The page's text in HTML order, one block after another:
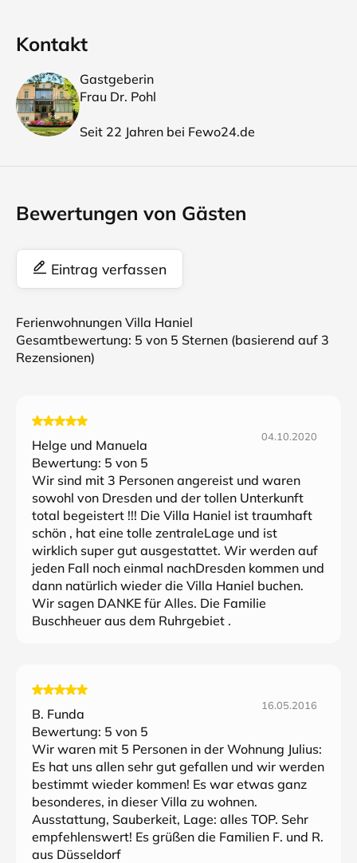
Kontakt
Gastgeberin
Frau Dr. Pohl
Seit 22 Jahren bei Fewo24.de
Bewertungen von Gästen
Eintrag verfassen
Ferienwohnungen Villa Haniel
Gesamtbewertung: 5 von 5 Sternen (basierend auf 3
Rezensionen)
Helge und Manuela
04.10.2020
Bewertung: 5 von 5
Wir sind mit 3 Personen angereist und waren
sowohl von Dresden und der tollen Unterkunft
total begeistert !!! Die Villa Haniel ist traumhaft
schön , hat eine tolle zentraleLage und ist
wirklich super gut ausgestattet. Wir werden auf
jeden Fall noch einmal nachDresden kommen und
dann natürlich wieder die Villa Haniel buchen.
Wir sagen DANKE für Alles. Die Familie
Buschheuer aus dem Ruhrgebiet .
B. Funda
16.05.2016
Bewertung: 5 von 5
Wir waren mit 5 Personen in der Wohnung Julius:
Es hat uns allen sehr gut gefallen und wir werden
bestimmt wieder kommen! Es war etwas ganz
besonderes, in dieser Villa zu wohnen.
Ausstattung, Sauberkeit, Lage: alles TOP. Sehr
empfehlenswert! Es grüßen die Familien F. und R.
aus Düsseldorf